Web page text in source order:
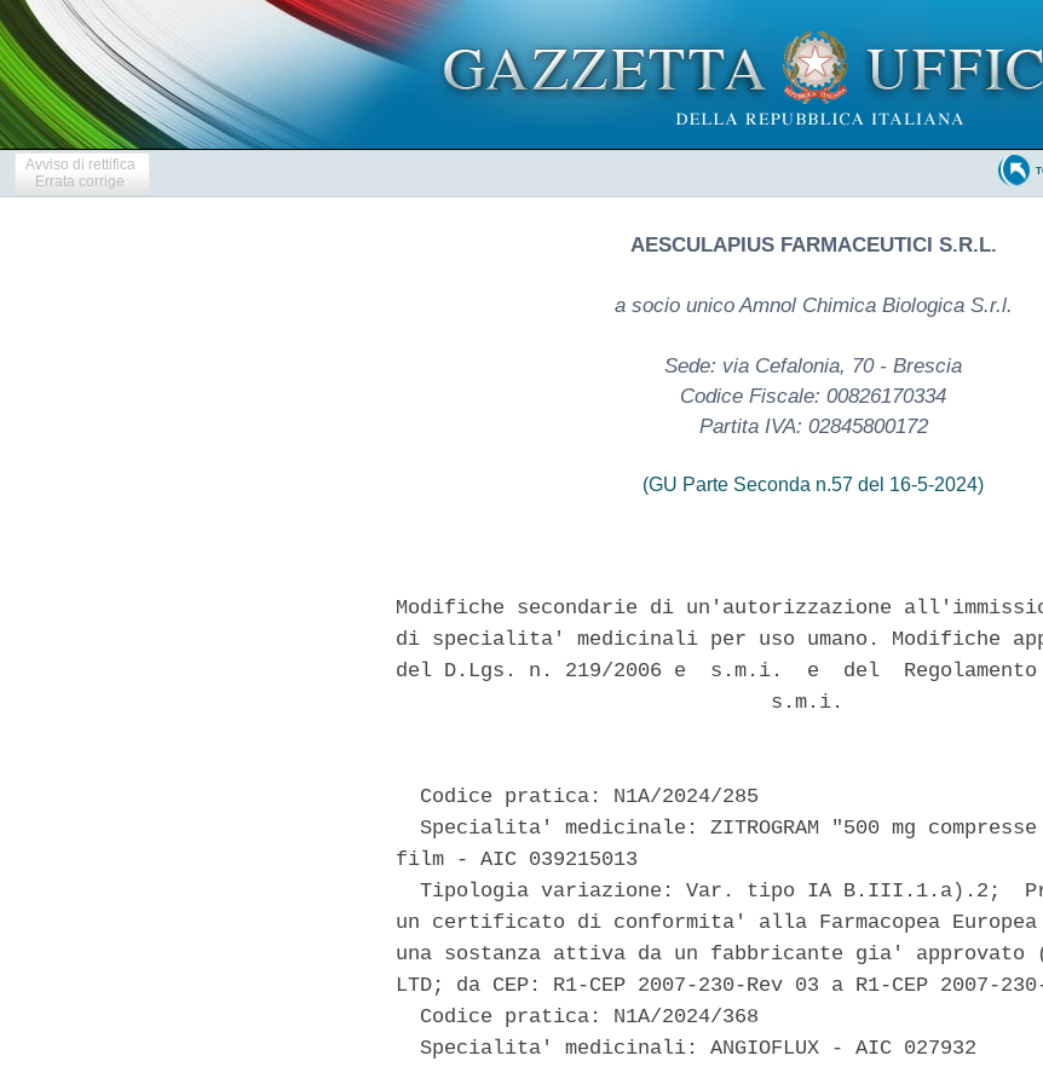
Avviso di rettifica
Errata corrige
AESCULAPIUS FARMACEUTICI S.R.L.
а socio unico Amnol Chimica Biologica S.r.l.
Sede: via Cefalonia, 70 - Brescia
Codice Fiscale: 00826170334
Partita IVA: 02845800172
(GU Parte Seconda n.57 del 16-5-2024)
Modifiche secondarie di un'autorizzazione
di specialita' medicinali per uso umano. Modifiche
del D.Lgs. n. 219/2006 e  s.m.i.  e  del  Regolamento
                               s.m.i.
  Codice pratica: N1A/2024/285
Specialita' medicinale: ZITROGRAM "500 mg
film - AIC 039215013
Tipologia variazione: Var. tipo IA B.III.1.a).2;
un certificato di conformita' alla Farmacopea
una sostanza attiva da un fabbricante gia' approvato
LTD; da CEP: R1-CEP 2007-230-Rev 03 a R1-CEP 2007-
  Codice pratica: N1A/2024/368
  Specialita' medicinali: ANGIOFLUX - AIC 027932